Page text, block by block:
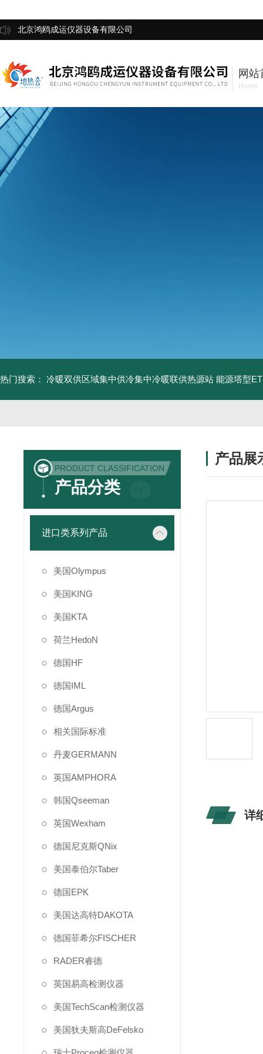
北京鸿鸥成运仪器设备有限公司
网站
Home
热门搜索： 冷暖双供区域集中供冷集中冷暖联供热源站 能源塔型
PRODUCT CLASSIFICATION
产品分类
进口类系列产品
美国Olympus
美国KING
美国KTA
荷兰HedoN
德国HF
德国IML
德国Argus
相关国际标准
丹麦GERMANN
英国AMPHORA
韩国Qseeman
英国Wexham
德国尼克斯QNix
美国泰伯尔Taber
德国EPK
美国达高特DAKOTA
德国菲希尔FISCHER
RADER睿德
英国易高检测仪器
美国TechScan检测仪器
美国狄夫斯高DeFelsko
产品展
详